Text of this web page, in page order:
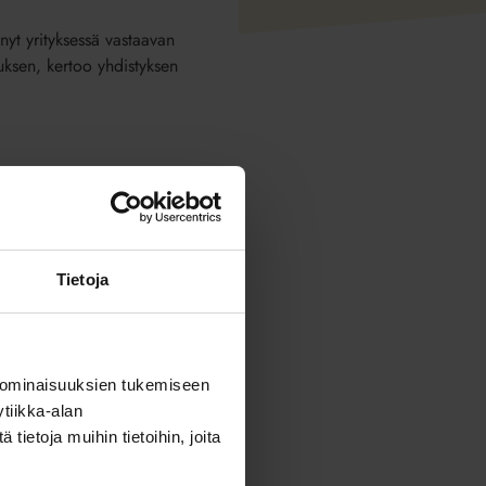
Tietoja
tukemiseen
alan
tietoja muihin tietoihin, joita
yrityksessä vastaavan
kertoo yhdistyksen